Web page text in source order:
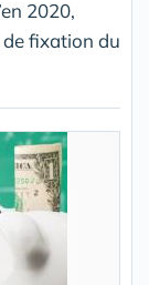
2020,
de fixation du